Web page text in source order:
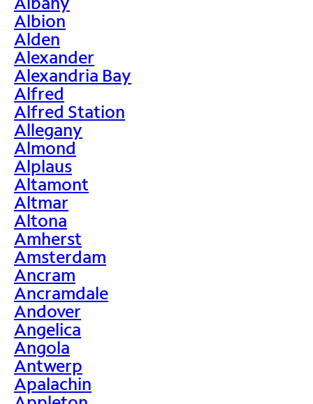
Albion
Alden
Alexander
Alexandria Bay
Alfred
Alfred Station
Allegany
Almond
Alplaus
Altamont
Altmar
Altona
Amherst
Amsterdam
Ancram
Ancramdale
Andover
Angelica
Angola
Antwerp
Apalachin